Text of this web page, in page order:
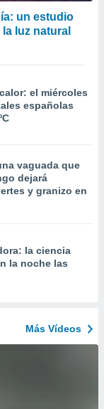
un estudio
luz natural
el miércoles
españolas
vaguada que
dejará
y granizo en
la ciencia
la noche las
Más Vídeos